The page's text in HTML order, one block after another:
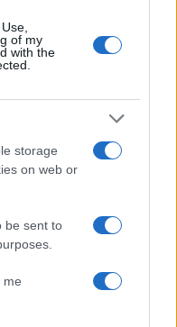
of my
with the
storage
on web or
be sent to
me